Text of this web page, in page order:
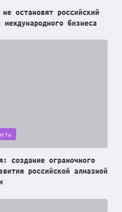
остановят российский
бизнеса
создание ограночного
российской алмазной